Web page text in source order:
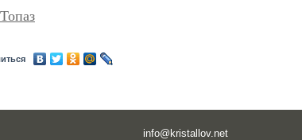
info@kristallov.net